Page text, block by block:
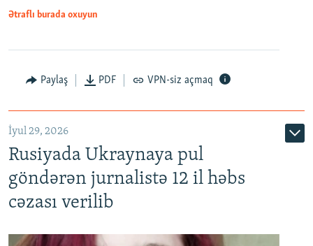
Ətraflı burada oxuyun
Paylaş PDF VPN-siz açmaq
İyul 29, 2026
Rusiyada Ukraynaya pul
göndərən jurnalistə 12 il həbs
cəzası verilib